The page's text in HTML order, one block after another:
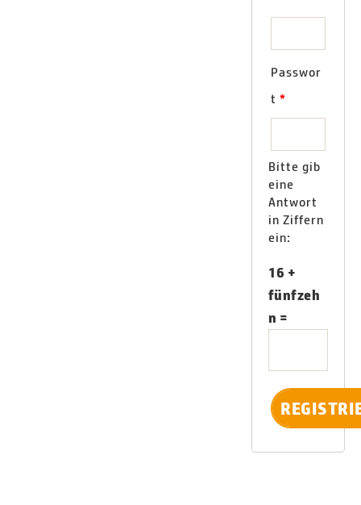
Passwor
t *
Bitte gib
eine
Antwort
in Ziffern
ein:
16 +
fünfzeh
n =